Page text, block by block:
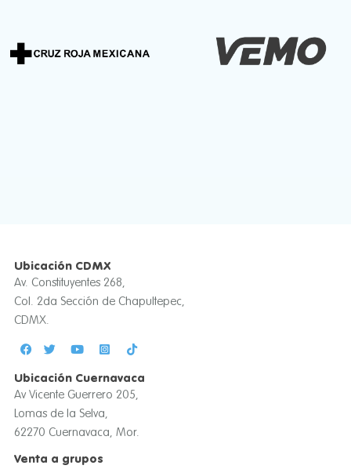
Ubicación CDMX
Av. Constituyentes 268,
Col. 2da Sección de Chapultepec,
CDMX.
Ubicación Cuernavaca
Av Vicente Guerrero 205,
Lomas de la Selva,
62270 Cuernavaca, Mor.
Venta a grupos